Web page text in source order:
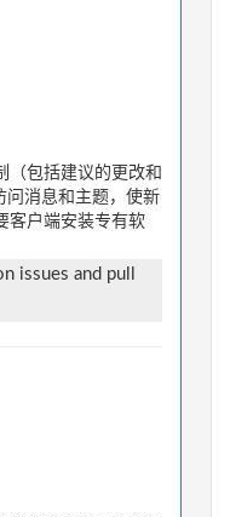
（包括建议的更改和
问消息和主题，使新
客户端安装专有软
issues and pull